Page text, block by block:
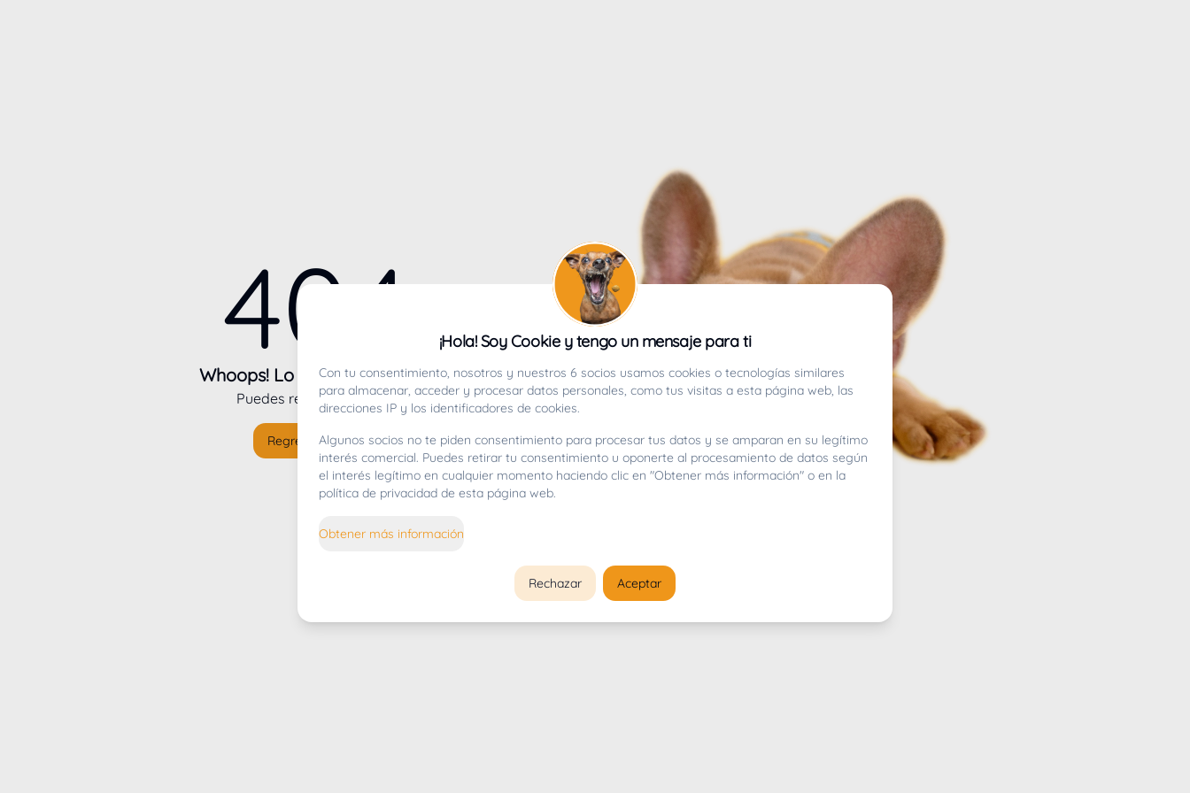
404
Whoops! Lo sentimos mucho.
Puedes regresar alinicio
Regresar al inicio
¡Hola! Soy Cookie y tengo un mensaje para ti
Con tu consentimiento, nosotros y nuestros 6 socios usamos cookies o tecnologías similares
para almacenar, acceder y procesar datos personales, como tus visitas a esta página web, las
direcciones IP y los identificadores de cookies.
Algunos socios no te piden consentimiento para procesar tus datos y se amparan en su legítimo
interés comercial. Puedes retirar tu consentimiento u oponerte al procesamiento de datos según
el interés legítimo en cualquier momento haciendo clic en "Obtener más información" o en la
política de privacidad de esta página web.
Obtener más información
Rechazar Aceptar